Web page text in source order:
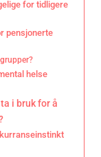
for tidligere
pensjonerte
helse
i bruk for å